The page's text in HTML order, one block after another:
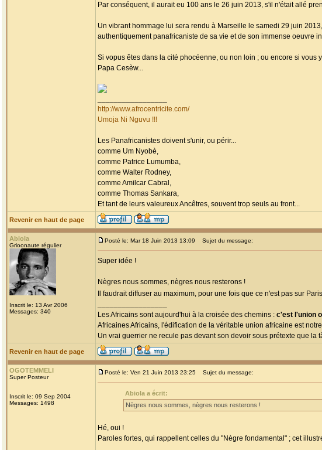
Par conséquent, il aurait eu 100 ans le 26 juin 2013, s'il n'était allé
Un vibrant hommage lui sera rendu à Marseille le samedi 29 juin
authentiquement panafricaniste de sa vie et de son immense oeuvre
Si vopus êtes dans la cité phocéenne, ou non loin ; ou encore si
Papa Cesèw...
http://www.afrocentricite.com/
Umoja Ni Nguvu !!!
Les Panafricanistes doivent s'unir, ou périr...
comme Um Nyobè,
comme Patrice Lumumba,
comme Walter Rodney,
comme Amilcar Cabral,
comme Thomas Sankara,
Et tant de leurs valeureux Ancêtres, souvent trop seuls au front...
Revenir en haut de page
Abiola
Grioonaute régulier
Inscrit le: 13 Avr 2006
Messages: 340
Posté le: Mar 18 Juin 2013 13:09 Sujet du message:
Super idée !
Nègres nous sommes, nègres nous resterons !
Il faudrait diffuser au maximum, pour une fois que ce n'est pas sur Paris
Les Africains sont aujourd'hui à la croisée des chemins : c'est l'union
Africaines Africains, l'édification de la véritable union africaine est
Un vrai guerrier ne recule pas devant son devoir sous prétexte que la
Revenir en haut de page
OGOTEMMELI
Super Posteur
Inscrit le: 09 Sep 2004
Messages: 1498
Posté le: Ven 21 Juin 2013 23:25 Sujet du message:
Abiola a écrit:
Nègres nous sommes, nègres nous resterons !
Hé, oui !
Paroles fortes, qui rappellent celles du "Nègre fondamental" ; cet